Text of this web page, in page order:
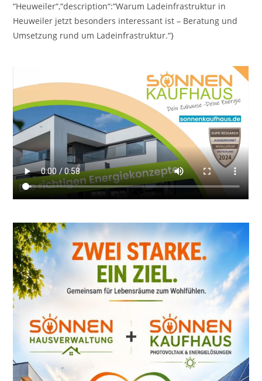
“Heuweiler“,“description“:“Warum Ladeinfrastruktur in
Heuweiler jetzt besonders interessant ist – Beratung und
Umsetzung rund um Ladeinfrastruktur.“}